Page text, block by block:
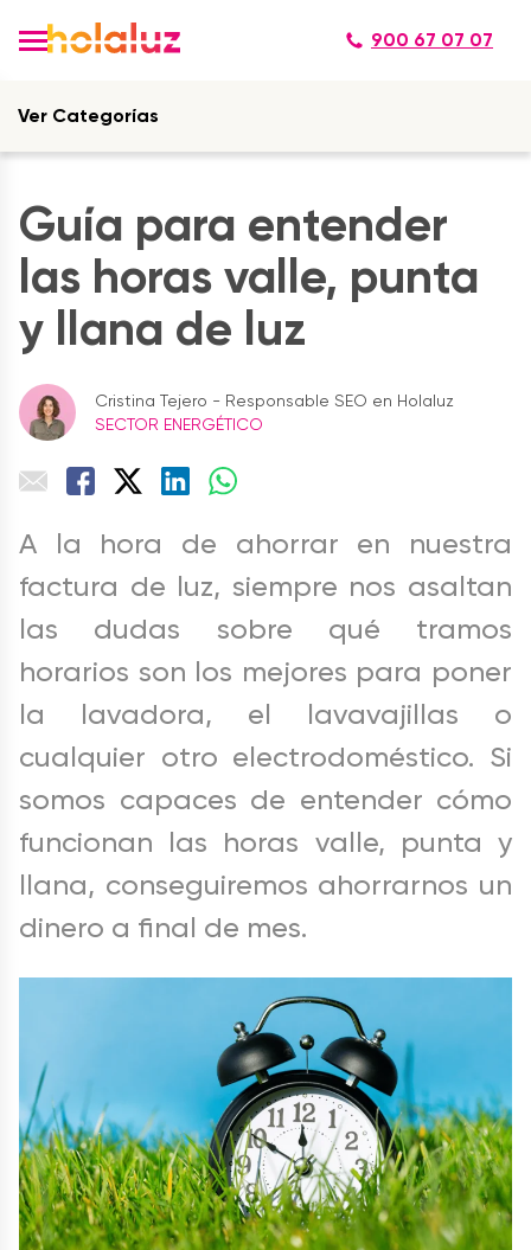
900 67 07 07
Ver Categorías
Guía para entender
las horas valle, punta
y llana de luz
Cristina Tejero - Responsable SEO en Holaluz
SECTOR ENERGÉTICO
A la hora de ahorrar en nuestra
factura de luz, siempre nos asaltan
las dudas sobre qué tramos
horarios son los mejores para poner
la lavadora, el lavavajillas o
cualquier otro electrodoméstico. Si
somos capaces de entender cómo
funcionan las horas valle, punta y
llana, conseguiremos ahorrarnos un
dinero a final de mes.